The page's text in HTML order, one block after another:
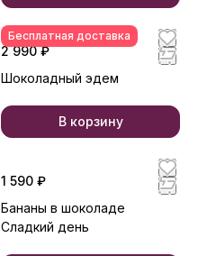
Бесплатная доставка
2 990 ₽
Шоколадный эдем
В корзину
1 590 ₽
Бананы в шоколаде
Сладкий день